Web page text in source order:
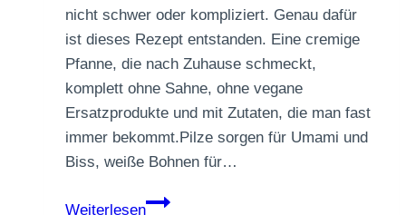
nicht schwer oder kompliziert. Genau dafür
ist dieses Rezept entstanden. Eine cremige
Pfanne, die nach Zuhause schmeckt,
komplett ohne Sahne, ohne vegane
Ersatzprodukte und mit Zutaten, die man fast
immer bekommt.Pilze sorgen für Umami und
Biss, weiße Bohnen für…
Weiterlesen
Cremige